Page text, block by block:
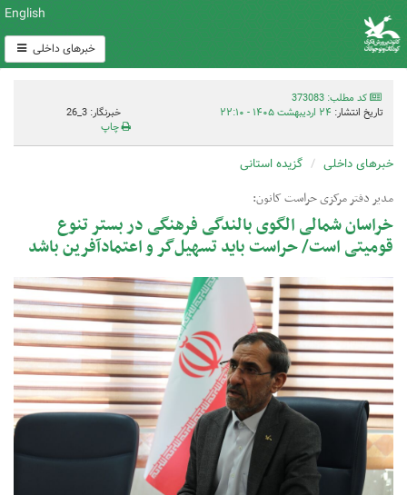
English
خبرهای داخلی
کد مطلب: 373083
تاریخ انتشار: ۲۴ اردیبهشت ۱۴۰۵ - ۲۲:۱۰
خبرنگار: 3_26
چاپ
خبرهای داخلی گزیده استانی
مدیر دفتر مرکزی حراست کانون:
خراسان شمالی الگوی بالندگی فرهنگی در بستر تنوع
قومیتی است/ حراست باید تسهیل‌گر و اعتمادآفرین باشد